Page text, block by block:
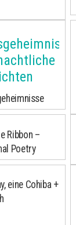
Ribbon –
Poetry
eine Cohiba +